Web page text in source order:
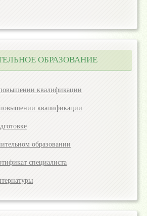
ОБРАЗОВАНИЕ
квалификации
квалификации
образовании
специалиста